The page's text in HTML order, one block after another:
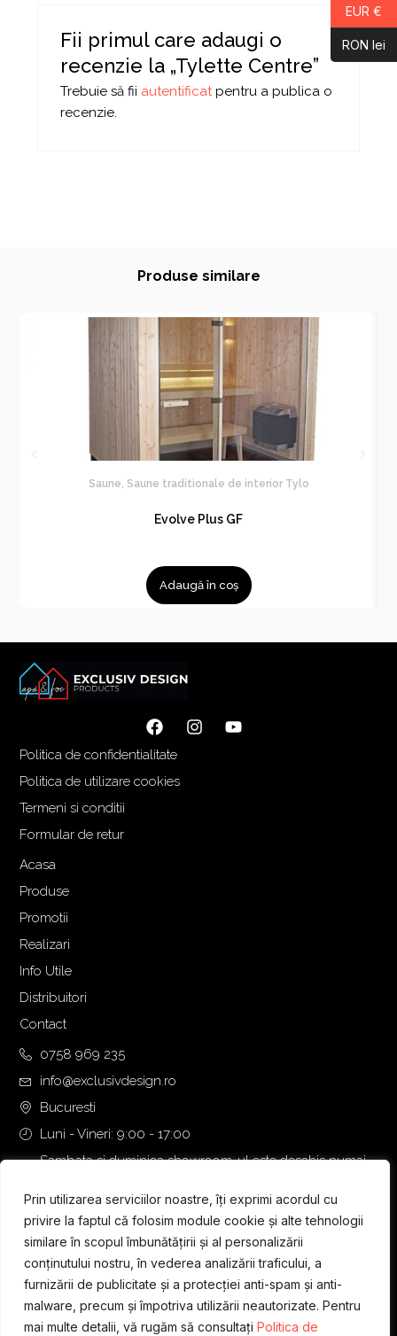
Prin utilizarea serviciilor noastre, îți exprimi acordul cu
privire la faptul că folosim module cookie și alte tehnologii
similare în scopul îmbunătățirii și al personalizării
conținutului nostru, în vederea analizării traficului, a
furnizării de publicitate și a protecției anti-spam și anti-
malware, precum și împotriva utilizării neautorizate. Pentru
mai multe detalii, vă rugăm să consultați Politica de
Fii primul care adaugi o
recenzie la „Tylette Centre”
Trebuie să fii autentificatpentru a publica o
recenzie.
Produse similare
Saune Saune traditionale de interior Tylo
Evolve Plus GF
Adaugă în coș
Politica de confidentialitate
Politica de utilizare cookies
Termeni si conditii
Formular de retur
Acasa
Produse
Promotii
Realizari
Info Utile
Distribuitori
Contact
0758 969 235
info@exclusivdesign.ro
Bucuresti
Luni - Vineri: 9:00 - 17:00
Sambata si duminica showroom-ul este deschis numai
EUR €
RON lei